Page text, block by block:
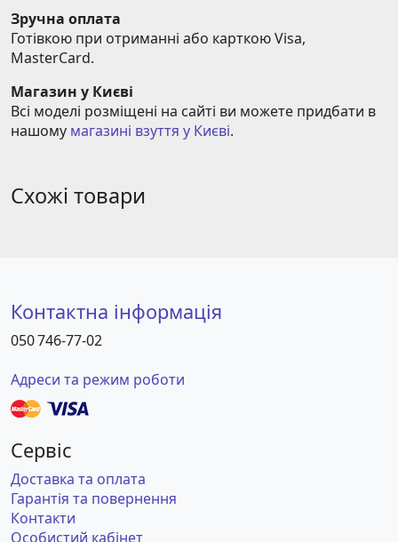
Зручна оплата
Готівкою при отриманні або карткою Visa,
MasterCard.
Магазин у Києві
Всі моделі розміщені на сайті ви можете придбати в
нашому магазині взуття у Києві.
Схожі товари
Контактна інформація
050 746-77-02
Адреси та режим роботи
Сервіс
Доставка та оплата
Гарантія та повернення
Контакти
Особистий кабінет